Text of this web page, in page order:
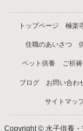
トップページ 極楽
住職のあいさつ
ペット供養 ご祈
ブログ お問い合わ
サイトマッ
Copyright © 水子供養